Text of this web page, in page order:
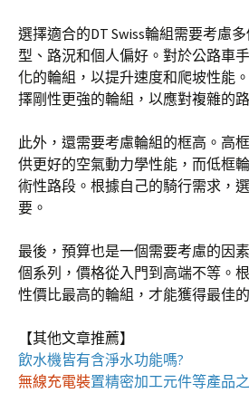
選擇適合的DT Swiss輪組需要考慮
型、路況和個人偏好。對於公路車
化的輪組，以提升速度和爬坡性能
擇剛性更強的輪組，以應對複雜的
此外，還需要考慮輪組的框高。高
供更好的空氣動力學性能，而低框
術性路段。根據自己的騎行需求，
要。
最後，預算也是一個需要考慮的因
個系列，價格從入門到高端不等。
性價比最高的輪組，才能獲得最佳
【其他文章推薦】
飲水機皆有含淨水功能嗎?
無線充電裝置精密加工元件等產品